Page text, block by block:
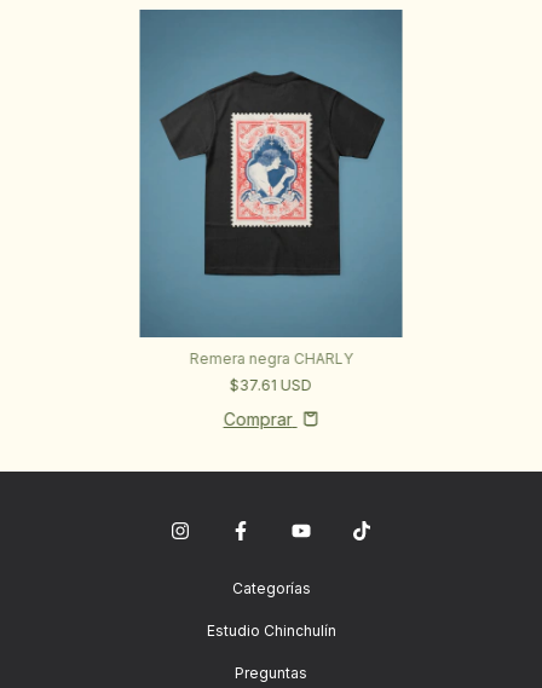
Remera negra CHARLY
$37.61 USD
Comprar
Categorías
Estudio Chinchulín
Preguntas